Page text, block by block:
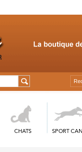
CHATS SPORT